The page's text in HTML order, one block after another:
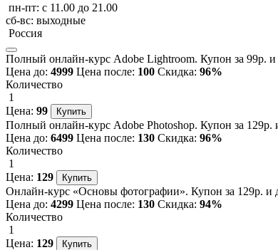
пн-пт: с 11.00 до 21.00
сб-вс: выходные
Россия
Полный онлайн-курс Adobe Lightroom. Купон за 99р. и
Цена до: 4999 Цена после: 100 Скидка: 96%
Количество
1
Цена: 99
Полный онлайн-курс Adobe Photoshop. Купон за 129р.
Цена до: 6499 Цена после: 130 Скидка: 96%
Количество
1
Цена: 129
Онлайн-курс «Основы фотографии». Купон за 129р. и
Цена до: 4299 Цена после: 130 Скидка: 94%
Количество
1
Цена: 129